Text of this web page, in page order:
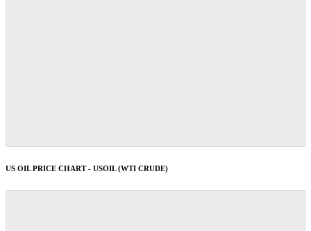
US OIL PRICE CHART - USOIL (WTI CRUDE)